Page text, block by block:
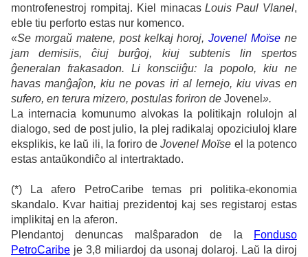
montrofenestroj rompitaj. Kiel minacasLouis Paul Vlanel,
eble tiu perforto estas nur komenco.
«Se morgaŭ matene, post kelkaj horoj,Jovenel Moïse ne
jam demisiis, ĉiuj burĝoj, kiuj subtenis lin spertos
ĝeneralan frakasadon. Li konsciiĝu: la popolo, kiu ne
havas manĝaĵon, kiu ne povas iri al lernejo, kiu vivas en
sufero, en terura mizero, postulas foriron de Jovenel ».
La internacia komunumo alvokas la politikajn rolulojn al
dialogo, sed de post julio, la plej radikalaj opoziciuloj klare
eksplikis, ke laŭ ili, la foriro deJovenel Moïse el la potenco
estas antaŭkondiĉo al intertraktado.
(*) La afero PetroCaribe temas pri politika-ekonomia
skandalo. Kvar haitiaj prezidentoj kaj ses registaroj estas
implikitaj en la aferon.
Plendantoj denuncas malŝparadon de la
Fonduso
PetroCaribe je 3,8 miliardoj da usonaj dolaroj. Laŭ la diroj